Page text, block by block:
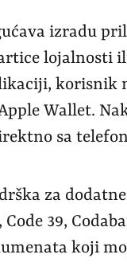
izradu
lojalnosti
korisnik
Wallet.
sa
za
39,
koji